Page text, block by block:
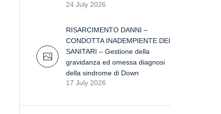
24 July 2026
RISARCIMENTO DANNI –
CONDOTTA INADEMPIENTE DEI
SANITARI – Gestione della
gravidanza ed omessa diagnosi
della sindrome di Down
17 July 2026